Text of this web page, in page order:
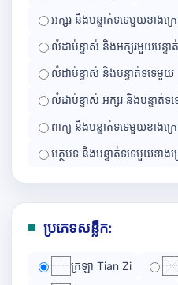
អក្សរ និងបន្ទាត់ទទេមួយខាងក្រ
លំដាប់ខ្ទាស់ និងអក្សរមួយបន្ទាត់
លំដាប់ខ្ទាស់ និងបន្ទាត់ទទេមួយ
លំដាប់ខ្ទាស់ អក្សរ និងបន្ទាត់ទ
ពាក្យ និងបន្ទាត់ទទេមួយខាងក្រ
អត្ថបទ និងបន្ទាត់ទទេមួយខាង
ប្រភេទសន្លឹក:
ក្រឡា Tian Zi